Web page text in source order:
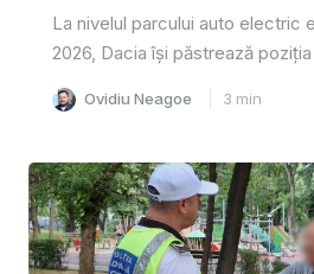
La nivelul parcului auto electric
2026, Dacia își păstrează
Ovidiu Neagoe 3 min